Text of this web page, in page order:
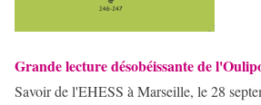
Grande lecture désobéissante de
Savoir de l'EHESS à Marseille, le 28